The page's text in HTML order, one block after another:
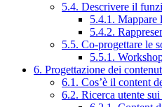
5.4. Descrivere il
5.4.1. Mappare
5.4.2.
5.5. Co-progettare le
5.5.1.
6. Progettazione dei
6.1. Cos’è il content
6.2. Ricerca utente